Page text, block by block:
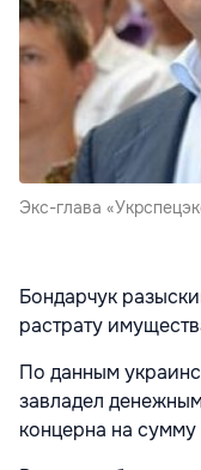
Экс-глава
Бондарчук
растрату
По данным
завладел
концерна на